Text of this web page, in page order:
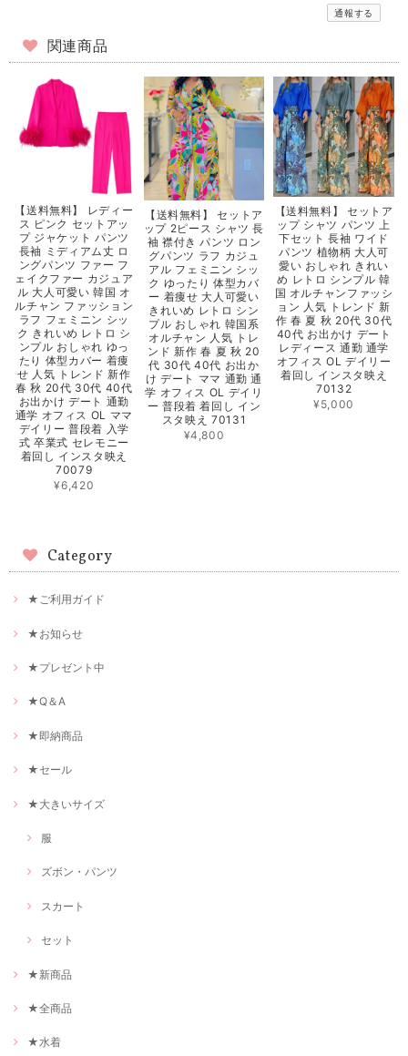
通報する
関連商品
【送料無料】 レディー
ス ピンク セットアッ
プ ジャケット パンツ
長袖 ミディアム丈 ロ
ングパンツ ファー フ
ェイクファー カジュア
ル 大人可愛い 韓国 オ
ルチャン ファッション
ラフ フェミニン シッ
ク きれいめ レトロ シ
ンプル おしゃれ ゆっ
たり 体型カバー 着痩
せ 人気 トレンド 新作
春 秋 20代 30代 40代
お出かけ デート 通勤
通学 オフィス OL ママ
デイリー 普段着 入学
式 卒業式 セレモニー
着回し インスタ映え
70079
¥6,420
【送料無料】 セットア
ップ 2ピース シャツ 長
袖 襟付き パンツ ロン
グパンツ ラフ カジュ
アル フェミニン シッ
ク ゆったり 体型カバ
ー 着痩せ 大人可愛い
きれいめ レトロ シン
プル おしゃれ 韓国系
オルチャン 人気 トレ
ンド 新作 春 夏 秋 20
代 30代 40代 お出か
け デート ママ 通勤 通
学 オフィス OL デイリ
ー 普段着 着回し イン
スタ映え 70131
¥4,800
【送料無料】 セットア
ップ シャツ パンツ 上
下セット 長袖 ワイド
パンツ 植物柄 大人可
愛い おしゃれ きれい
め レトロ シンプル 韓
国 オルチャンファッシ
ョン 人気 トレンド 新
作 春 夏 秋 20代 30代
40代 お出かけ デート
レディース 通勤 通学
オフィス OL デイリー
着回し インスタ映え
70132
¥5,000
Category
★ご利用ガイド
★お知らせ
★プレゼント中
★Q＆A
★即納商品
★セール
★大きいサイズ
服
ズボン・パンツ
スカート
セット
★新商品
★全商品
★水着